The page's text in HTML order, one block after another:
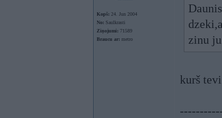
Kopš: 24. Jun 2004
No: Saulkrasti
Ziņojumi: 71589
Braucu ar: metro
zinu
kurš